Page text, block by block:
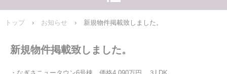
トップ › お知らせ › 新規物件掲載致しました。
新規物件掲載致しました。